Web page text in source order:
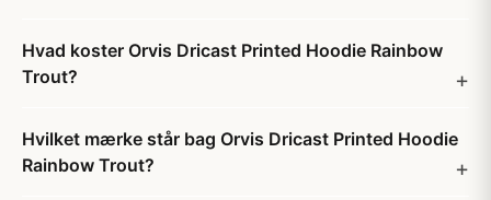
Hvad koster Orvis Dricast Printed Hoodie Rainbow
Trout?
Hvilket mærke står bag Orvis Dricast Printed Hoodie
Rainbow Trout?